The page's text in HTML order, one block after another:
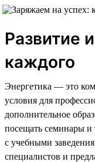
Развитие
каждого
Энергетика — это
условия для
дополнительное
посещать семинары
с учебными
специалистов и